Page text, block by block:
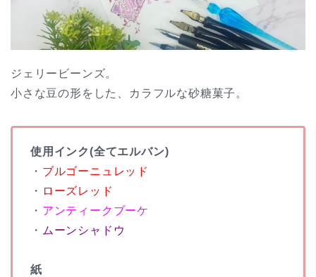
ジェリービーンズ。
小さな豆の形をした、カラフルな砂糖菓子。
使用インク(全てエルバン)
・ ブルゴーニュレッド
・ ローズレッド
・ アンティークブーケ
・ ムーンシャドウ
紙